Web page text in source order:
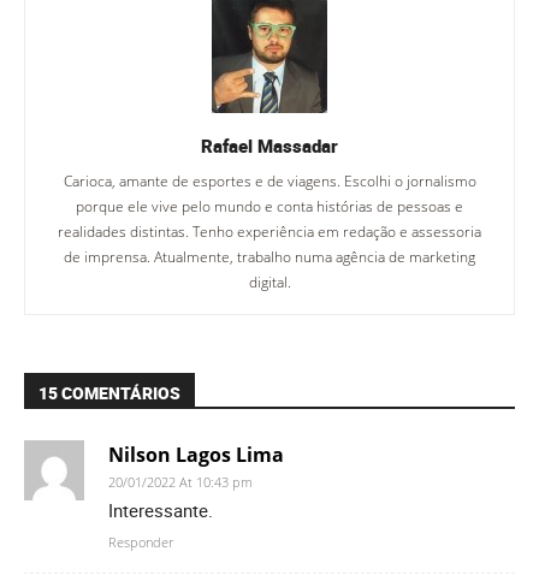
Rafael Massadar
Carioca, amante de esportes e de viagens. Escolhi o jornalismo
porque ele vive pelo mundo e conta histórias de pessoas e
realidades distintas. Tenho experiência em redação e assessoria
de imprensa. Atualmente, trabalho numa agência de marketing
digital.
15 COMENTÁRIOS
Nilson Lagos Lima
20/01/2022 At 10:43 pm
Interessante.
Responder